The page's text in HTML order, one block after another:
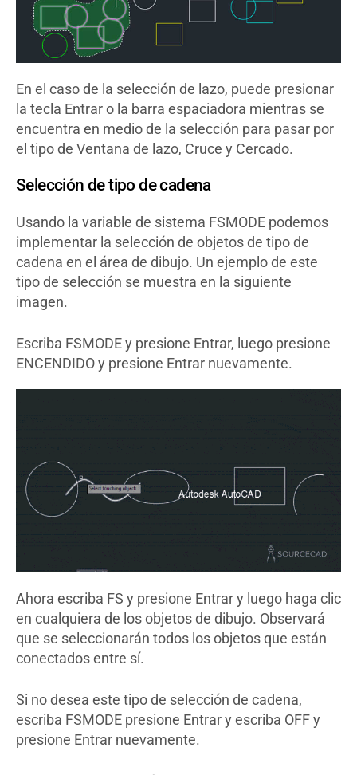
En el caso de la selección de lazo, puede presionar
la tecla Entrar o la barra espaciadora mientras se
encuentra en medio de la selección para pasar por
el tipo de Ventana de lazo, Cruce y Cercado.
Selección de tipo de cadena
Usando la variable de sistema FSMODE podemos
implementar la selección de objetos de tipo de
cadena en el área de dibujo. Un ejemplo de este
tipo de selección se muestra en la siguiente
imagen.
Escriba FSMODE y presione Entrar, luego presione
ENCENDIDO y presione Entrar nuevamente.
Ahora escriba FS y presione Entrar y luego haga clic
en cualquiera de los objetos de dibujo. Observará
que se seleccionarán todos los objetos que están
conectados entre sí.
Si no desea este tipo de selección de cadena,
escriba FSMODE presione Entrar y escriba OFF y
presione Entrar nuevamente.